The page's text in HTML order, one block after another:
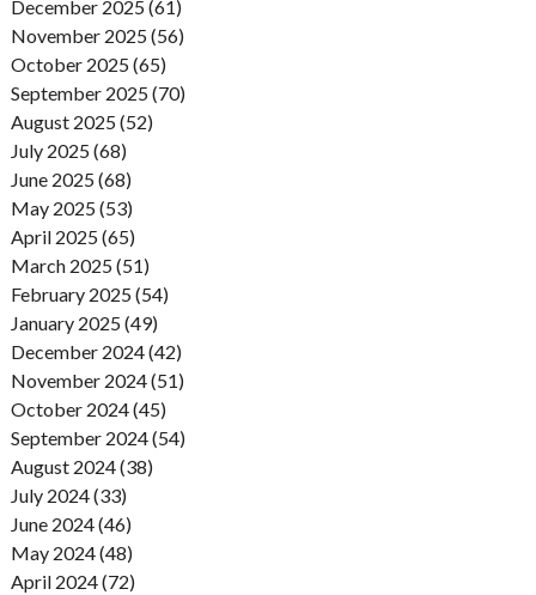
December 2025 (61)
November 2025 (56)
October 2025 (65)
September 2025 (70)
August 2025 (52)
July 2025 (68)
June 2025 (68)
May 2025 (53)
April 2025 (65)
March 2025 (51)
February 2025 (54)
January 2025 (49)
December 2024 (42)
November 2024 (51)
October 2024 (45)
September 2024 (54)
August 2024 (38)
July 2024 (33)
June 2024 (46)
May 2024 (48)
April 2024 (72)